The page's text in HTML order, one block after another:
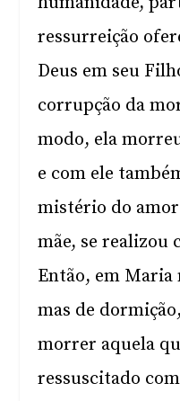
ressurreição
Deus em seu
corrupção da
modo, ela
e com ele
mistério do
mãe, se realizou
Então, em Maria
mas de
morrer aquela
ressuscitado